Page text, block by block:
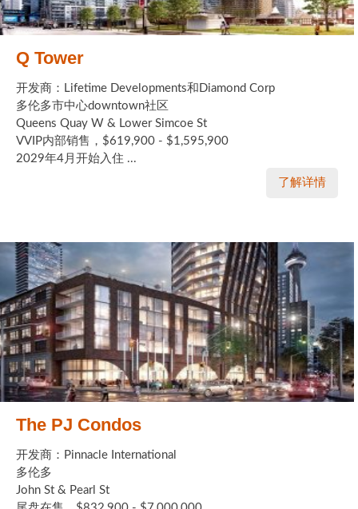
Q Tower
开发商：Lifetime Developments和Diamond Corp
多伦多市中心downtown社区
Queens Quay W & Lower Simcoe St
VVIP内部销售，$619,900 - $1,595,900
2029年4月开始入住 ...
了解详情
The PJ Condos
开发商：Pinnacle International
多伦多
John St & Pearl St